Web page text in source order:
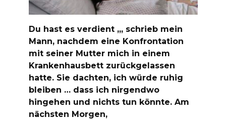
Du hast es verdient „, schrieb mein
Mann, nachdem eine Konfrontation
mit seiner Mutter mich in einem
Krankenhausbett zurückgelassen
hatte. Sie dachten, ich würde ruhig
bleiben … dass ich nirgendwo
hingehen und nichts tun könnte. Am
nächsten Morgen,